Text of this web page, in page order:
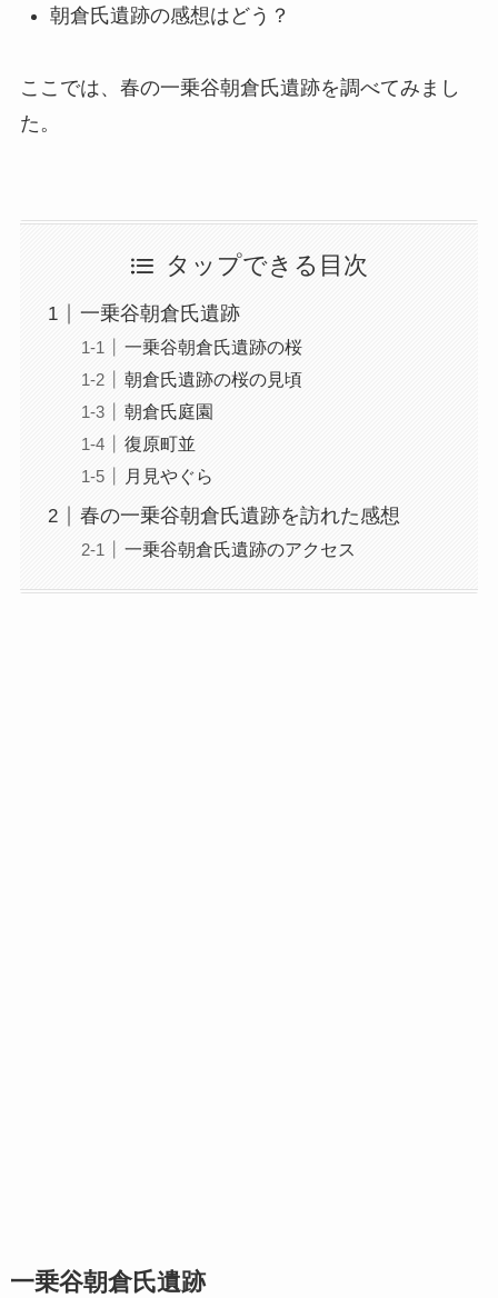
朝倉氏遺跡の感想はどう？
ここでは、春の一乗谷朝倉氏遺跡を調べてみまし
た。
タップできる目次
一乗谷朝倉氏遺跡
一乗谷朝倉氏遺跡の桜
朝倉氏遺跡の桜の見頃
朝倉氏庭園
復原町並
月見やぐら
春の一乗谷朝倉氏遺跡を訪れた感想
一乗谷朝倉氏遺跡のアクセス
一乗谷朝倉氏遺跡